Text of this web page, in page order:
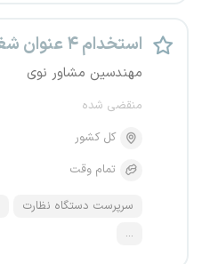
استخدام ۴ عنوان شغلی
مهندسین مشاور نوی
منقضی شده
کل کشور
تمام وقت
سرپرست دستگاه نظارت
...